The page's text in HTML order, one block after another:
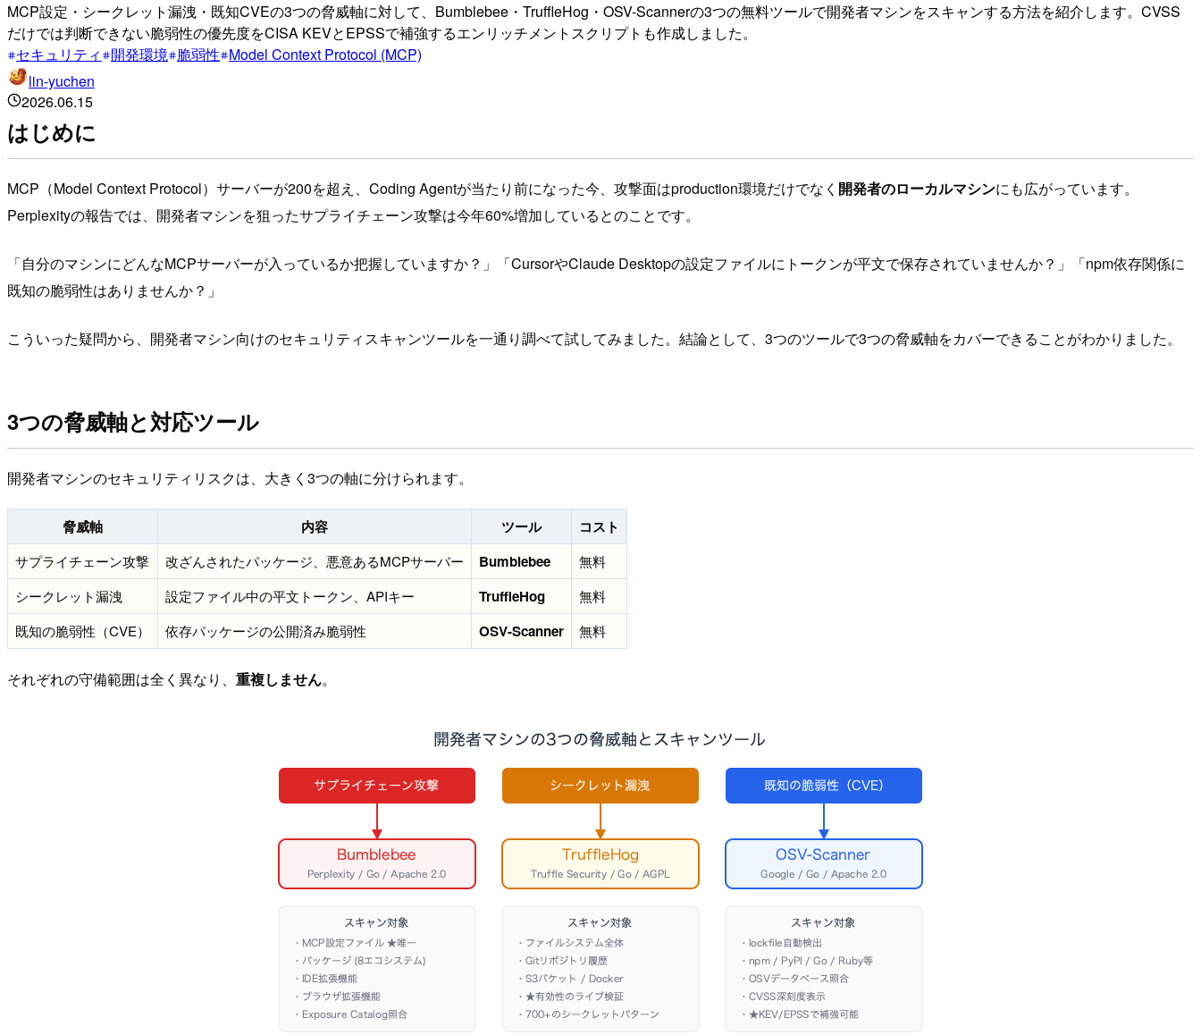
MCP設定・シークレット漏洩・既知CVEの3つの脅威軸に対して、Bumblebee・TruffleHog・OSV-Scannerの3つの無料ツールで開発者マシンをスキャンする方法を紹介します。CVSS
だけでは判断できない脆弱性の優先度をCISA KEVとEPSSで補強するエンリッチメントスクリプトも作成しました。
セキュリティ
開発環境 脆弱性 Model Context Protocol (MCP)
lin-yuchen
2026.06.15
はじめに
MCP（Model Context Protocol）サーバーが200を超え、Coding Agentが当たり前になった今、攻撃面はproduction環境だけでなく 開発者のローカルマシンにも広がっています。
Perplexityの報告では、開発者マシンを狙ったサプライチェーン攻撃は今年60%増加しているとのことです。
「自分のマシンにどんなMCPサーバーが入っているか把握していますか？」「CursorやClaude Desktopの設定ファイルにトークンが平文で保存されていませんか？」「npm依存関係に
既知の脆弱性はありませんか？」
こういった疑問から、開発者マシン向けのセキュリティスキャンツールを一通り調べて試してみました。結論として、3つのツールで3つの脅威軸をカバーできることがわかりました。
3つの脅威軸と対応ツール
開発者マシンのセキュリティリスクは、大きく3つの軸に分けられます。
脅威軸 内容 ツール コスト
サプライチェーン攻撃 改ざんされたパッケージ、悪意あるMCPサーバー Bumblebee
無料
シークレット漏洩
設定ファイル中の平文トークン、APIキー TruffleHog
無料
既知の脆弱性（CVE）
依存パッケージの公開済み脆弱性 OSV-Scanner 無料
それぞれの守備範囲は全く異なり、 重複しません。